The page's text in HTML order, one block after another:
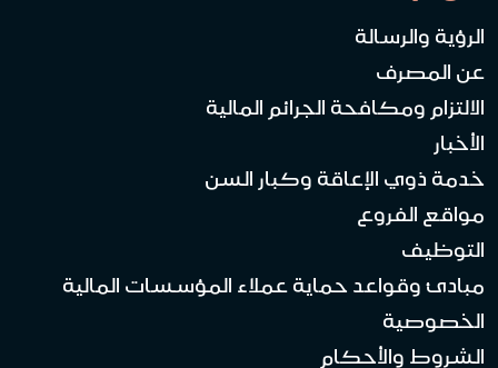
الرؤية والرسالة
عن المصرف
الالتزام ومكافحة الجرائم المالية
الأخبار
خدمة ذوي الإعاقة وكبار السن
مواقع الفروع
التوظيف
مبادئ وقواعد حماية عملاء المؤسسات المالية
الخصوصية
الشروط والأحكام